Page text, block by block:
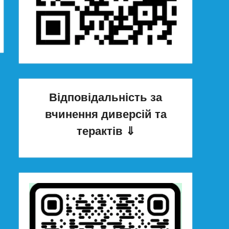
Відповідальність за
вчинення диверсій та
терактів ⇓